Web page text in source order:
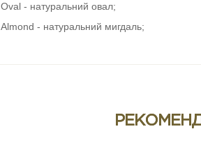
Oval - натуральний овал;
Almond - натуральний мигдаль;